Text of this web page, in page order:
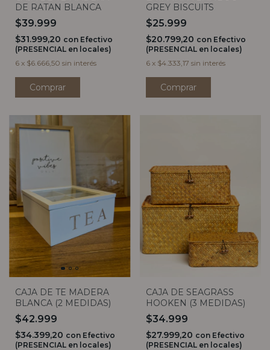
DE RATAN BLANCA
$39.999
$31.999,20 con Efectivo
(PRESENCIAL en locales)
6 x $6.666,50 sin interés
Comprar
GREY BISCUITS
$25.999
$20.799,20 con Efectivo
(PRESENCIAL en locales)
6 x $4.333,17 sin interés
CAJA DE TE MADERA
BLANCA (2 MEDIDAS)
$42.999
$34.399,20 con Efectivo
(PRESENCIAL en locales)
CAJA DE SEAGRASS
HOOKEN (3 MEDIDAS)
$34.999
$27.999,20 con Efectivo
(PRESENCIAL en locales)